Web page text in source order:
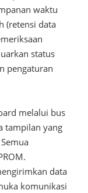
waktu
(retensi data
status
pengaturan
melalui bus
tampilan yang
data
komunikasi